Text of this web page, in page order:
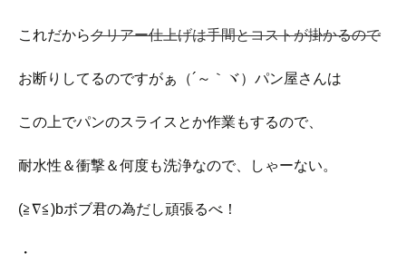
これだからクリアー仕上げは手間とコストが掛かるので
お断りしてるのですがぁ（´～｀ヾ）パン屋さんは
この上でパンのスライスとか作業もするので、
耐水性＆衝撃＆何度も洗浄なので、しゃーない。
(≧∇≦)bボブ君の為だし頑張るべ！
・